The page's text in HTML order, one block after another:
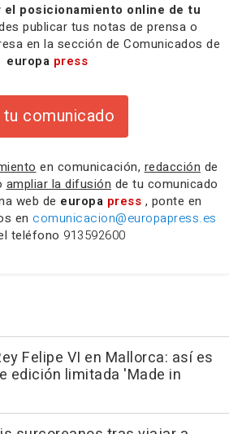
el posicionamiento online de tu
publicar tus notas de prensa o
en la sección de Comunicados de
europa press
tu comunicado
en comunicación, redacción de
ampliar la difusión de tu comunicado
web de europa press , ponte en
en comunicacion@europapress.es
teléfono 913592600
Felipe VI en Mallorca: así es
edición limitada 'Made in